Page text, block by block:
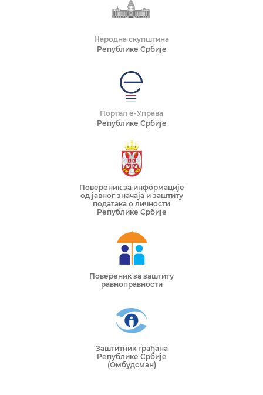
Народна скупштина
Републике Србије
Портал е-Управа
Републике Србије
Повереник за информације
од јавног значаја и заштиту
података о личности
Републике Србије
Повереник за заштиту
равноправности
Заштитник грађана
Републике Србије
(Омбудсман)